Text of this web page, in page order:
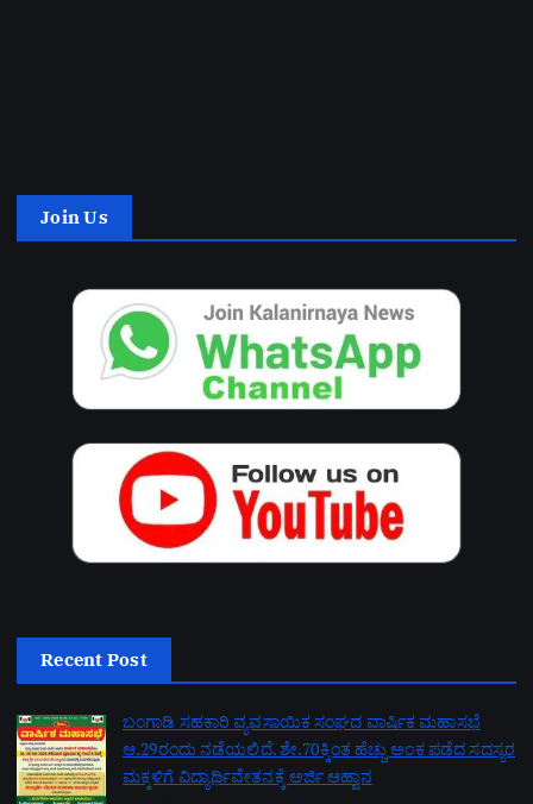
Join Us
Recent Post
ಬಂಗಾಡಿ ಸಹಕಾರಿ ವ್ಯವಸಾಯಿಕ ಸಂಘದ ವಾರ್ಷಿಕ ಮಹಾಸಭೆ
ಆ.29ರಂದು ನಡೆಯಲಿದೆ. ಶೇ.70ಕ್ಕಿಂತ ಹೆಚ್ಚು ಅಂಕ ಪಡೆದ ಸದಸ್ಯರ
ಮಕ್ಕಳಿಗೆ ವಿದ್ಯಾರ್ಥಿವೇತನಕ್ಕೆ ಅರ್ಜಿ ಆಹ್ವಾನ